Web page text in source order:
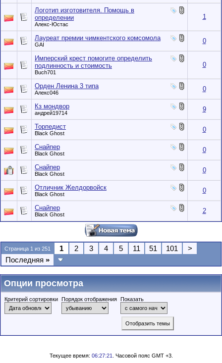
Логотип изготовителя. Помощь в
определении
Алекс-Юстас
1
Лауреат премии чимкентского комсомола
GAI 0
Имперский крест помогите определить
подлинность и стоимость
Buch701
0
Орден Ленина 3 типа
Алекс046 0
Кз мондвор
андрей19714 9
Торпедист
Black Ghost 0
Снайпер
Black Ghost 0
Снайпер
Black Ghost 0
Отличник Желдорвойск
Black Ghost 0
Снайпер
Black Ghost 2
Страница 1 из 251 1 2 3 4 5 11 51 101
>
Последняя »
Опции просмотра
Критерий сортировки Порядок отображения Показать
Текущее время: 06:27:21 . Часовой пояс GMT +3.